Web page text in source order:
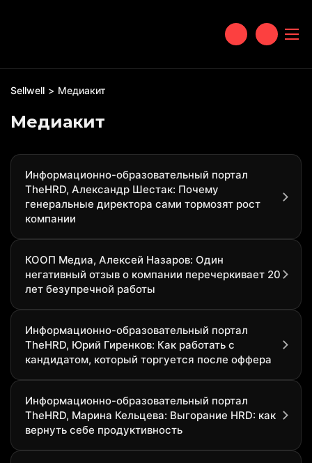
Sellwell Медиакит
Медиакит
Информационно-образовательный портал
TheHRD, Александр Шестак: Почему
генеральные директора сами тормозят рост
компании
КООП Медиа, Алексей Назаров: Один
негативный отзыв о компании перечеркивает 20
лет безупречной работы
Информационно-образовательный портал
TheHRD, Юрий Гиренков: Как работать с
кандидатом, который торгуется после оффера
Информационно-образовательный портал
TheHRD, Марина Кельцева: Выгорание HRD: как
вернуть себе продуктивность